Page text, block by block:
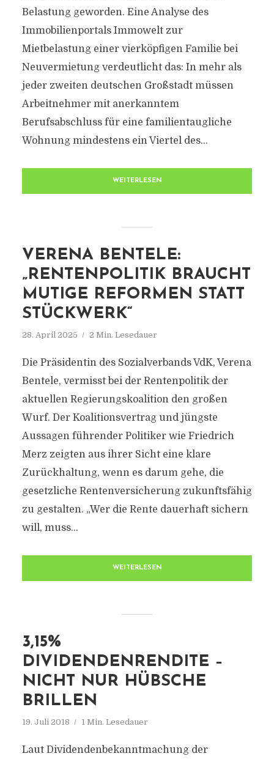
Belastung geworden. Eine Analyse des
Immobilienportals Immowelt zur
Mietbelastung einer vierköpfigen Familie bei
Neuvermietung verdeutlicht das: In mehr als
jeder zweiten deutschen Großstadt müssen
Arbeitnehmer mit anerkanntem
Berufsabschluss für eine familientaugliche
Wohnung mindestens ein Viertel des...
WEITERLESEN
VERENA BENTELE:
„RENTENPOLITIK BRAUCHT
MUTIGE REFORMEN STATT
STÜCKWERK“
28. April 2025 2 Min. Lesedauer
Die Präsidentin des Sozialverbands VdK, Verena
Bentele, vermisst bei der Rentenpolitik der
aktuellen Regierungskoalition den großen
Wurf. Der Koalitionsvertrag und jüngste
Aussagen führender Politiker wie Friedrich
Merz zeigten aus ihrer Sicht eine klare
Zurückhaltung, wenn es darum gehe, die
gesetzliche Rentenversicherung zukunftsfähig
zu gestalten. „Wer die Rente dauerhaft sichern
will, muss...
WEITERLESEN
3,15%
DIVIDENDENRENDITE –
NICHT NUR HÜBSCHE
BRILLEN
19. Juli 2018 1 Min. Lesedauer
Laut Dividendenbekanntmachung der